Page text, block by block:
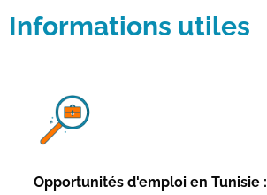
Informations utiles
Opportunités d'emploi en Tunisie :